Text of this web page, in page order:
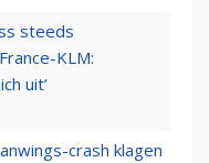
steeds
KLM:
uit’
crash klagen